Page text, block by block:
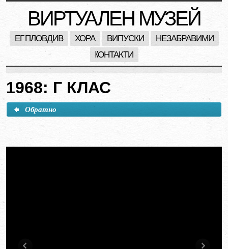
ВИРТУАЛЕН МУЗЕЙ
ЕГ ПЛОВДИВ ХОРА ВИПУСКИ
НЕЗАБРАВИМИ
KОНТАКТИ
1968: Г КЛАС
Обратно